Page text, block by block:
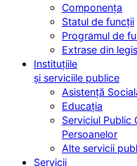
Componența
Statul de funcții
Programul de
Extrase din
Instituțiile
și serviciile publice
Asistență
Educația
Serviciul Public
Persoanelor
Alte servicii
Servicii